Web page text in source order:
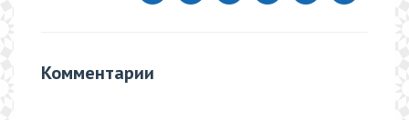
Комментарии